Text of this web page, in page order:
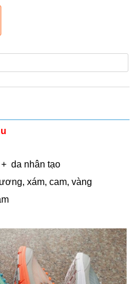
+ da nhân tạo
xám, cam, vàng